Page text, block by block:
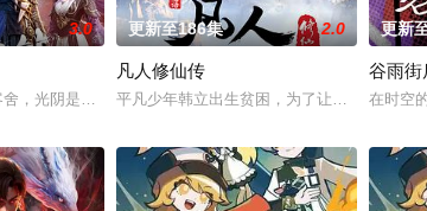
3.0
，光阴是古往今来的过客。残面张开诡异之眼，所视之处
更新至186集 2.0
凡人修仙传
平凡少年韩立出生贫困，为了让家人过上更
更新
谷雨街
在时空